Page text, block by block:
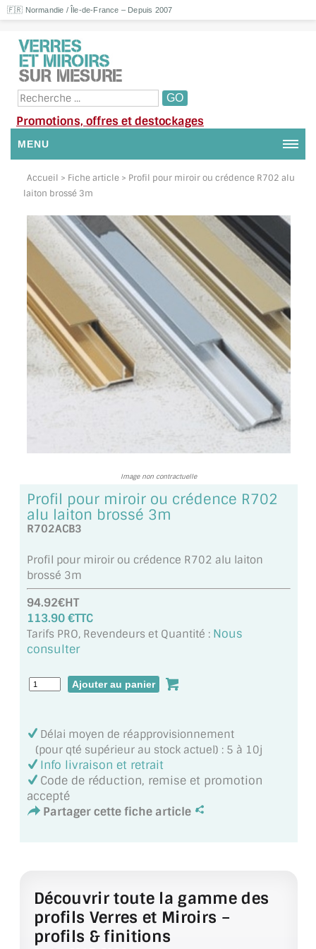
🇫🇷 Normandie / Île-de-France – Depuis 2007
Promotions, offres et destockages
MENU
NOUS CONTACTER
DEMANDE DE DEVIS
SUIVI DE DEVIS
SUIVI DE COMMANDE
TOUS LES TARIFS AU M2
GUIDE : CHOIX PAR UTILISATION
INSPIRATIONS ET NOUVEAUTÉS
MIROIRS VIEILLIS AMBIANCE BRASSERIE
MIROIR VIEILLI
LOTS DE MIROIRS EN MOZAÏQUE
MIROIR POUR PORTE
MIROIR DE SALLE DE BAIN
MIROIR PAROI DE DOUCHE
MIROIR POUR SALLE DE DANSE
MIROIR ENCADRÉ
MIROIR TV
VERRE TREMPÉ (SÉCURIT)
PAROI DE DOUCHE
Accueil > Fiche article > Profil pour miroir ou crédence R702 alu
laiton brossé 3m
Image non contractuelle
Profil pour miroir ou crédence R702
alu laiton brossé 3m
R702ACB3
Profil pour miroir ou crédence R702 alu laiton
brossé 3m
94.92€HT
113.90 €TTC
Tarifs PRO, Revendeurs et Quantité : Nous
consulter
Délai moyen de réapprovisionnement
(pour qté supérieur au stock actuel) : 5 à 10j
Info livraison et retrait
Code de réduction, remise et promotion
accepté
Partager cette fiche article
Découvrir toute la gamme des
profils Verres et Miroirs –
profils & finitions